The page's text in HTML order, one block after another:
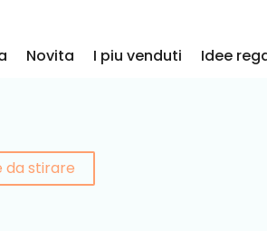
Novita I piu venduti Idee
da stirare